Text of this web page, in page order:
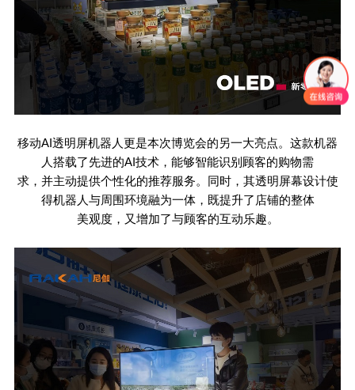
移动AI透明屏机器人更是本次博览会的另一大亮点。这款机器
人搭载了先进的AI技术，能够智能识别顾客的购物需
求，并主动提供个性化的推荐服务。同时，其透明屏幕设计使
得机器人与周围环境融为一体，既提升了店铺的整体
美观度，又增加了与顾客的互动乐趣。